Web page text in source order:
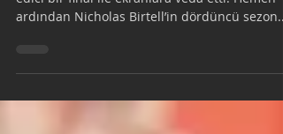
Succession kendisine yakışan ve oldukça